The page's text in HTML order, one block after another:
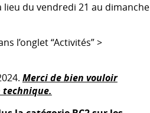
du vendredi 21 au dimanche
l’onglet “Activités” >
Merci de bien vouloir
technique.